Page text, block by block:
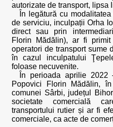
autorizate de transport, lipsa
În legătură cu
de serviciu, inculpații Orha
direct sau prin
Florin Mădălin), ar fi
operatori de transport sume
în cazul inculpatului
foloase necuvenite.
În perioada aprilie 2022
Popovici Florin Mădălin,
comunei Sârbi, județul
societate comercială
transportului rutier și ar fi
comerciale, ca acte de